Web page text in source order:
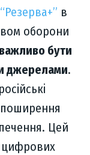
в
оборони
бути
джерелами.
Цей
цифрових